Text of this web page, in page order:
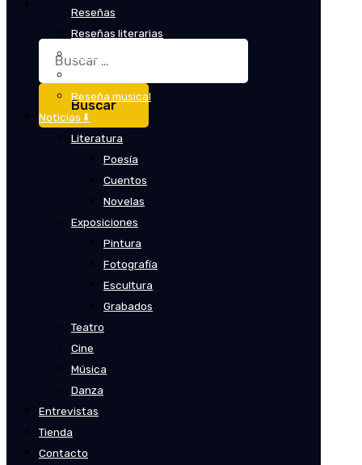
Buscar:
Reseñas
Reseñas literarias
Reseña musical
Noticias ⬇️
Literatura
Poesía
Cuentos
Novelas
Exposiciones
Pintura
Fotografía
Escultura
Grabados
Teatro
Cine
Música
Danza
Entrevistas
Tienda
Contacto